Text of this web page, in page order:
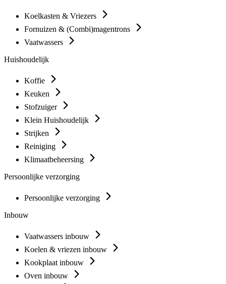
Koelkasten & Vriezers
Fornuizen & (Combi)magentrons
Vaatwassers
Huishoudelijk
Koffie
Keuken
Stofzuiger
Klein Huishoudelijk
Strijken
Reiniging
Klimaatbeheersing
Persoonlijke verzorging
Persoonlijke verzorging
Inbouw
Vaatwassers inbouw
Koelen & vriezen inbouw
Kookplaat inbouw
Oven inbouw